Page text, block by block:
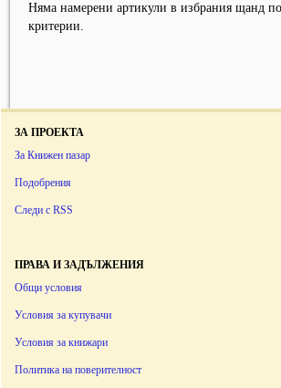
Няма намерени артикули в избрания щанд по
критерии.
ЗА ПРОЕКТА
За Книжен пазар
Подобрения
Следи с RSS
ПРАВА И ЗАДЪЛЖЕНИЯ
Общи условия
Условия за купувачи
Условия за книжари
Политика на поверителност